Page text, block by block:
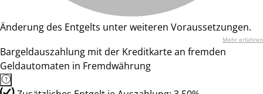
Änderung des Entgelts unter weiteren Voraussetzungen.
Mehr erfahren
Bargeldauszahlung mit der Kreditkarte an fremden
Geldautomaten in Fremdwährung